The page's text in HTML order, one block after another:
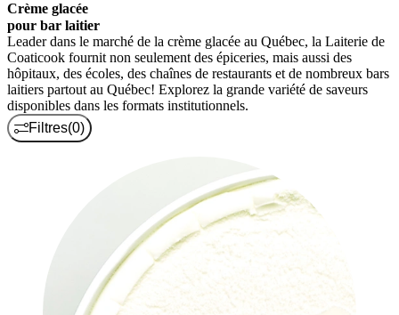
Crème glacée
pour bar laitier
Leader dans le marché de la crème glacée au Québec, la Laiterie de
Coaticook fournit non seulement des épiceries, mais aussi des
hôpitaux, des écoles, des chaînes de restaurants et de nombreux bars
laitiers partout au Québec! Explorez la grande variété de saveurs
disponibles dans les formats institutionnels.
Filtres(0)